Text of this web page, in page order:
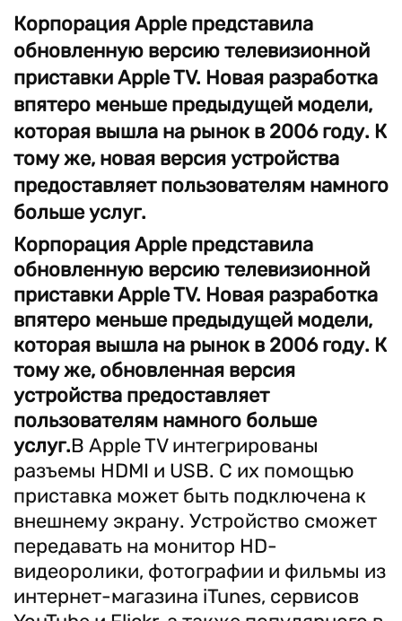
Корпорация Apple представила
обновленную версию телевизионной
приставки Apple TV. Новая разработка
впятеро меньше предыдущей модели,
которая вышла на рынок в 2006 году. К
тому же, новая версия устройства
предоставляет пользователям намного
больше услуг.
Корпорация Apple представила
обновленную версию телевизионной
приставки Apple TV. Новая разработка
впятеро меньше предыдущей модели,
которая вышла на рынок в 2006 году. К
тому же, обновленная версия
устройства предоставляет
пользователям намного больше
услуг.В Apple TV интегрированы
разъемы HDMI и USB. С их помощью
приставка может быть подключена к
внешнему экрану. Устройство сможет
передавать на монитор HD-
видеоролики, фотографии и фильмы из
интернет-магазина iTunes, сервисов